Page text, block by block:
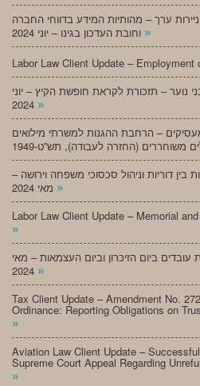
ניירות ערך – מהותיות המידע בדווחי החברה
»
Labor Law Client Update – Employment
נוער – תזכורת לקראת חופשת הקיץ – יוני
»
– הרחבת ההגנות למשרתי מילואים
בין דוריות וניהול סכסוכי משפחה וירושה –
»
Labor Law Client Update – Memorial
»
ביום הזיכרון וביום העצמאות – מאי
»
Tax Client Update – Amendment No.
Ordinance: Reporting Obligations on
»
Aviation Law Client Update –
Supreme Court Appeal Regarding
»